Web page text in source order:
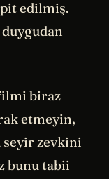
edilmiş.
biraz
etmeyin,
seyir zevkini
bunu tabii